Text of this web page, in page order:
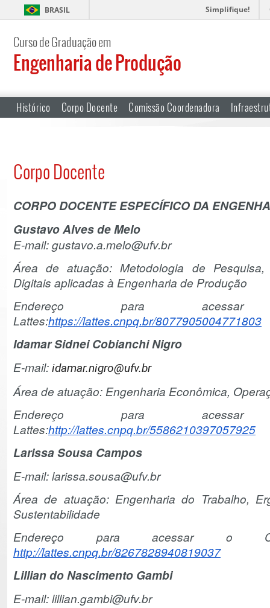
BRASIL Simplifique!
Curso de Graduação em
Engenharia de Produção
Histórico Corpo Docente Comissão Coordenadora
Corpo Docente
CORPO DOCENTE ESPECÍFICO DA
Gustavo Alves de Melo
E-mail: gustavo.a.melo@ufv.br
Área de atuação: Metodologia de
Digitais aplicadas à Engenharia de Produção
Endereço para
Lattes:https://lattes.cnpq.br/8077905004771803
Idamar Sidnei Cobianchi Nigro
E-mail: idamar.nigro@ufv.br
Área de atuação: Engenharia Econômica,
Endereço para
Lattes:http://lattes.cnpq.br/5586210397057925
Larissa Sousa Campos
E-mail: larissa.sousa@ufv.br
Área de atuação: Engenharia do Trabalho,
Sustentabilidade
Endereço para acessar o
http://lattes.cnpq.br/8267828940819037
Lillian do Nascimento Gambi
E-mail: lillian.gambi@ufv.br